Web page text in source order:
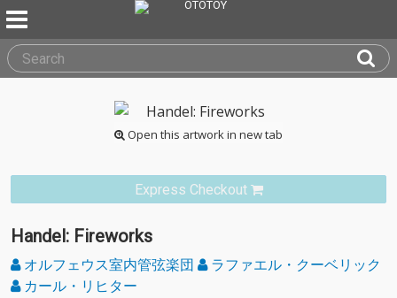
Open this artwork in new tab
Express Checkout
Handel: Fireworks
オルフェウス室内管弦楽団
ラファエル・クーベリック
カール・リヒター